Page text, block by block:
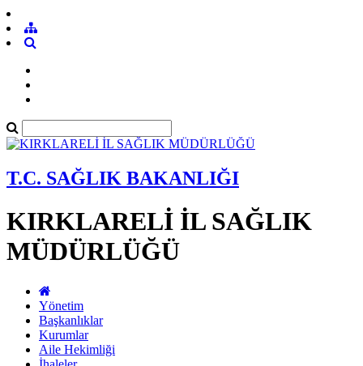
T.C. SAĞLIK BAKANLIĞI
KIRKLARELİ İL SAĞLIK
MÜDÜRLÜĞÜ
Yönetim
Başkanlıklar
Kurumlar
Aile Hekimliği